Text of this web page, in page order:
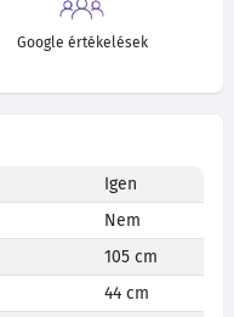
Google értékelések
Igen
Nem
105 cm
44 cm